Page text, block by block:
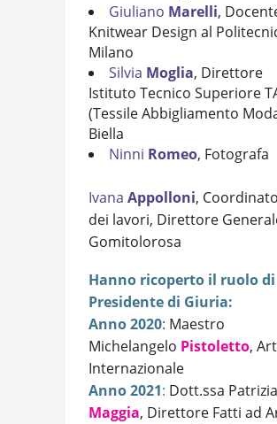
Giuliano Marelli,
Knitwear Design al
Milano
Silvia Moglia, Direttore
Istituto Tecnico Superiore
(Tessile Abbigliamento
Biella
Ninni Romeo, Fotografa
Ivana Appolloni,
dei lavori, Direttore
Gomitolorosa
Hanno ricoperto il ruolo di
Presidente di Giuria:
Anno 2020: Maestro
Michelangelo Pistoletto,
Internazionale
Anno 2021: Dott.ssa Patrizia
Maggia, Direttore Fatti ad